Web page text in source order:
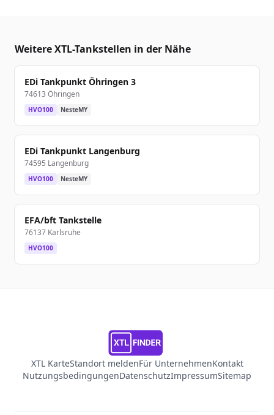
Weitere XTL-Tankstellen in der Nähe
EDi Tankpunkt Öhringen 3
74613 Öhringen
HVO100 NesteMY
EDi Tankpunkt Langenburg
74595 Langenburg
HVO100 NesteMY
EFA/bft Tankstelle
76137 Karlsruhe
HVO100
XTL KarteStandort meldenFür UnternehmenKontakt
NutzungsbedingungenDatenschutzImpressumSitemap